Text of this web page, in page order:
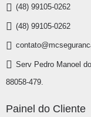
(48) 99105-0262
(48) 99105-0262
Serv Pedro Manoel
88058-479.
Painel do Cliente